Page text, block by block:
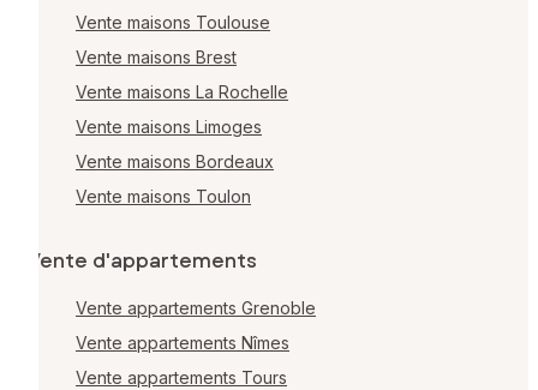
Vente maisons Toulouse
Vente maisons Brest
Vente maisons La Rochelle
Vente maisons Limoges
Vente maisons Bordeaux
Vente maisons Toulon
Vente d'appartements
Vente appartements Grenoble
Vente appartements Nîmes
Vente appartements Tours